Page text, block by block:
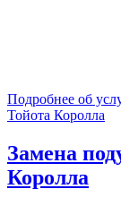
Подробнее об
Тойота Королла
Замена
Королла